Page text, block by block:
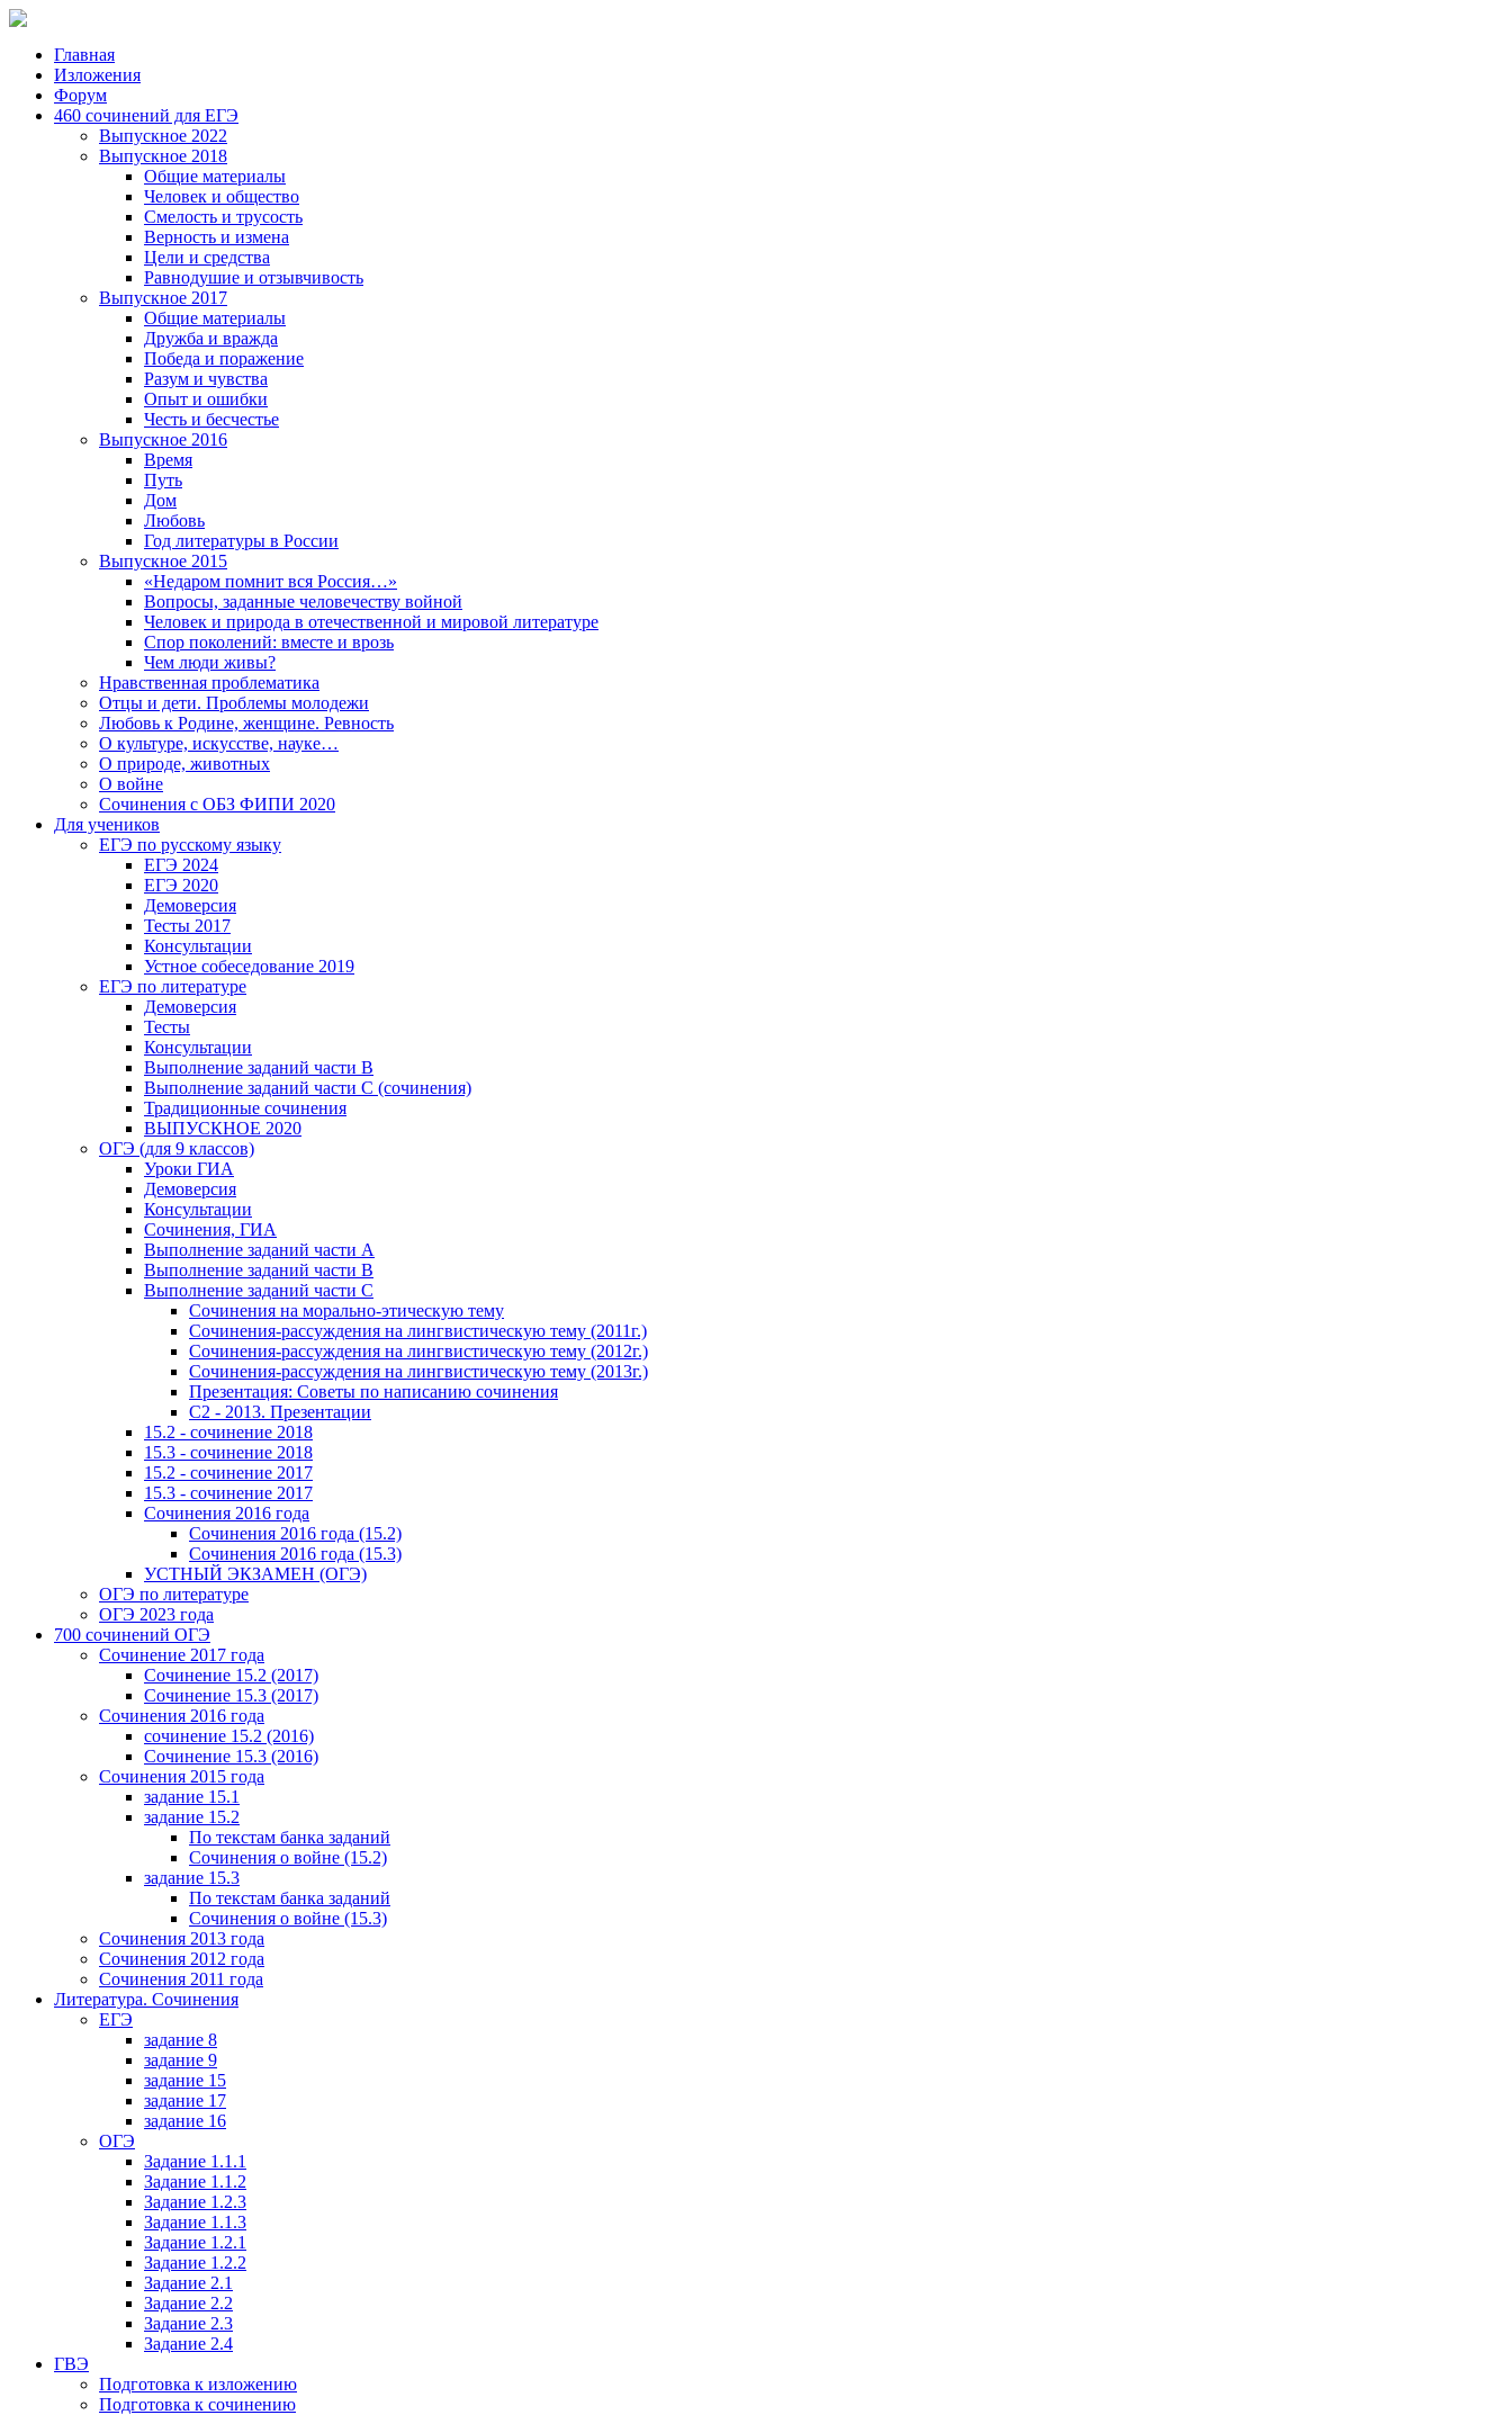
Главная
Изложения
Форум
460 сочинений для ЕГЭ
Выпускное 2022
Выпускное 2018
Общие материалы
Человек и общество
Смелость и трусость
Верность и измена
Цели и средства
Равнодушие и отзывчивость
Выпускное 2017
Общие материалы
Дружба и вражда
Победа и поражение
Разум и чувства
Опыт и ошибки
Честь и бесчестье
Выпускное 2016
Время
Путь
Дом
Любовь
Год литературы в России
Выпускное 2015
«Недаром помнит вся Россия…»
Вопросы, заданные человечеству войной
Человек и природа в отечественной и мировой литературе
Спор поколений: вместе и врозь
Чем люди живы?
Нравственная проблематика
Отцы и дети. Проблемы молодежи
Любовь к Родине, женщине. Ревность
О культуре, искусстве, науке…
О природе, животных
О войне
Сочинения с ОБЗ ФИПИ 2020
Для учеников
ЕГЭ по русскому языку
ЕГЭ 2024
ЕГЭ 2020
Демоверсия
Тесты 2017
Консультации
Устное собеседование 2019
ЕГЭ по литературе
Демоверсия
Тесты
Консультации
Выполнение заданий части В
Выполнение заданий части С (сочинения)
Традиционные сочинения
ВЫПУСКНОЕ 2020
ОГЭ (для 9 классов)
Уроки ГИА
Демоверсия
Консультации
Сочинения, ГИА
Выполнение заданий части А
Выполнение заданий части В
Выполнение заданий части С
Сочинения на морально-этическую тему
Сочинения-рассуждения на лингвистическую тему (2011г.)
Сочинения-рассуждения на лингвистическую тему (2012г.)
Сочинения-рассуждения на лингвистическую тему (2013г.)
Презентация: Советы по написанию сочинения
C2 - 2013. Презентации
15.2 - сочинение 2018
15.3 - сочинение 2018
15.2 - сочинение 2017
15.3 - сочинение 2017
Сочинения 2016 года
Сочинения 2016 года (15.2)
Сочинения 2016 года (15.3)
УСТНЫЙ ЭКЗАМЕН (ОГЭ)
ОГЭ по литературе
ОГЭ 2023 года
700 cочинений ОГЭ
Сочинение 2017 года
Сочинение 15.2 (2017)
Сочинение 15.3 (2017)
Сочинения 2016 года
сочинение 15.2 (2016)
Сочинение 15.3 (2016)
Сочинения 2015 года
задание 15.1
задание 15.2
По текстам банка заданий
Сочинения о войне (15.2)
задание 15.3
По текстам банка заданий
Сочинения о войне (15.3)
Сочинения 2013 года
Сочинения 2012 года
Сочинения 2011 года
Литература. Сочинения
ЕГЭ
задание 8
задание 9
задание 15
задание 17
задание 16
ОГЭ
Задание 1.1.1
Задание 1.1.2
Задание 1.2.3
Задание 1.1.3
Задание 1.2.1
Задание 1.2.2
Задание 2.1
Задание 2.2
Задание 2.3
Задание 2.4
ГВЭ
Подготовка к изложению
Подготовка к сочинению